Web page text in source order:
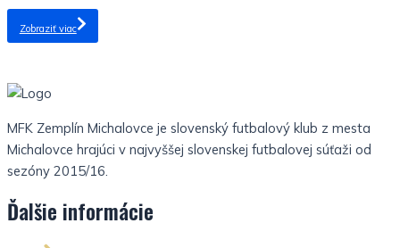
Zobraziť viac
MFK Zemplín Michalovce je slovenský futbalový klub z mesta
Michalovce hrajúci v najvyššej slovenskej futbalovej súťaži od
sezóny 2015/16.
Ďalšie informácie